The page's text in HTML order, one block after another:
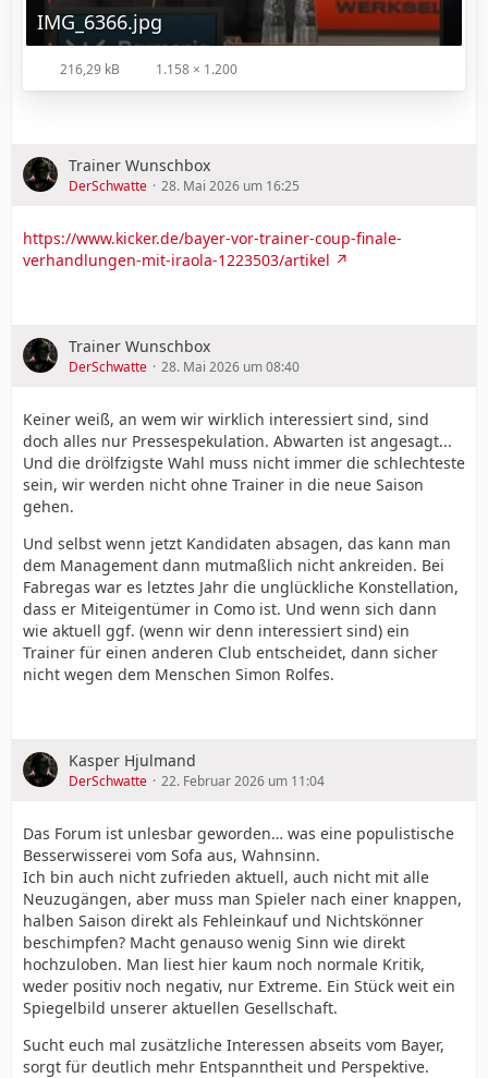
IMG_6366.jpg
216,29 kB 1.158 × 1.200
Trainer Wunschbox
DerSchwatte 28. Mai 2026 um 16:25
https://www.kicker.de/bayer-vor-trainer-coup-finale-
verhandlungen-mit-iraola-1223503/artikel
Trainer Wunschbox
DerSchwatte 28. Mai 2026 um 08:40
Keiner weiß, an wem wir wirklich interessiert sind, sind
doch alles nur Pressespekulation. Abwarten ist angesagt...
Und die drölfzigste Wahl muss nicht immer die schlechteste
sein, wir werden nicht ohne Trainer in die neue Saison
gehen.
Und selbst wenn jetzt Kandidaten absagen, das kann man
dem Management dann mutmaßlich nicht ankreiden. Bei
Fabregas war es letztes Jahr die unglückliche Konstellation,
dass er Miteigentümer in Como ist. Und wenn sich dann
wie aktuell ggf. (wenn wir denn interessiert sind) ein
Trainer für einen anderen Club entscheidet, dann sicher
nicht wegen dem Menschen Simon Rolfes.
Kasper Hjulmand
DerSchwatte 22. Februar 2026 um 11:04
Das Forum ist unlesbar geworden… was eine populistische
Besserwisserei vom Sofa aus, Wahnsinn.
Ich bin auch nicht zufrieden aktuell, auch nicht mit alle
Neuzugängen, aber muss man Spieler nach einer knappen,
halben Saison direkt als Fehleinkauf und Nichtskönner
beschimpfen? Macht genauso wenig Sinn wie direkt
hochzuloben. Man liest hier kaum noch normale Kritik,
weder positiv noch negativ, nur Extreme. Ein Stück weit ein
Spiegelbild unserer aktuellen Gesellschaft.
Sucht euch mal zusätzliche Interessen abseits vom Bayer,
sorgt für deutlich mehr Entspanntheit und Perspektive.